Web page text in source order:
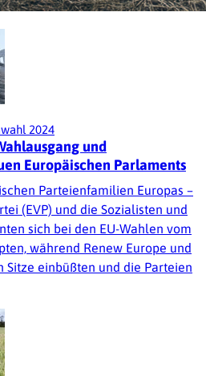
2024
und
Europäischen Parlaments
Parteienfamilien Europas –
(EVP) und die Sozialisten und
sich bei den EU-Wahlen vom
während Renew Europe und
Sitze einbüßten und die Parteien